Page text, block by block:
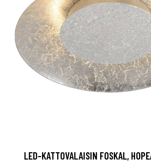
LED-KATTOVALAISIN FOSKAL,